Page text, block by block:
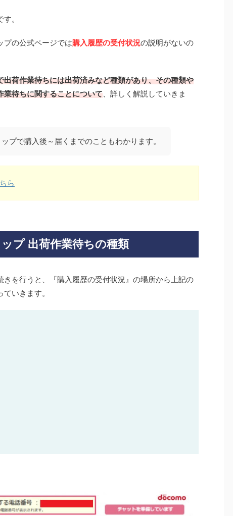
。
プの公式ページでは購入履歴の受付状況の説明がないの
出荷作業待ちには出荷済みなど種類があり、その種類や
業待ちに関することについて 、詳しく解説していきま
プで購入後～届くまでのこともわかります。
ら
プ 出荷作業待ちの種類
を行うと、 『購入履歴の受付状況』 の場所から上記の
いきます。